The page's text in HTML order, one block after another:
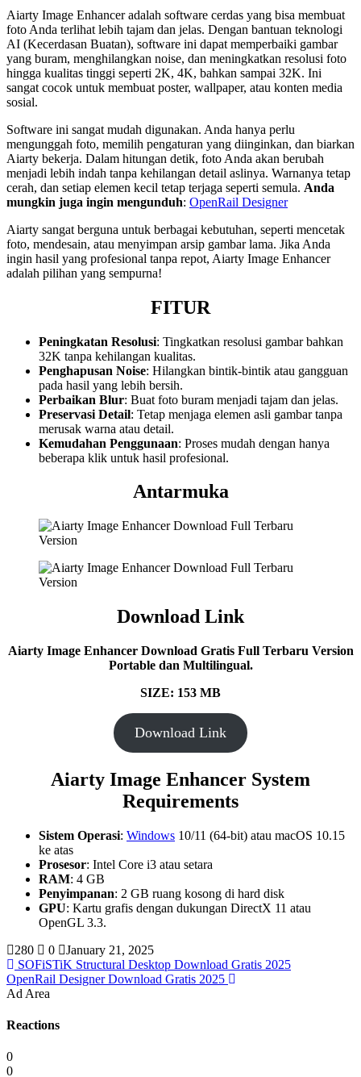
Aiarty Image Enhancer adalah software cerdas yang bisa membuat
foto Anda terlihat lebih tajam dan jelas. Dengan bantuan teknologi
AI (Kecerdasan Buatan), software ini dapat memperbaiki gambar
yang buram, menghilangkan noise, dan meningkatkan resolusi foto
hingga kualitas tinggi seperti 2K, 4K, bahkan sampai 32K. Ini
sangat cocok untuk membuat poster, wallpaper, atau konten media
sosial.
Software ini sangat mudah digunakan. Anda hanya perlu
mengunggah foto, memilih pengaturan yang diinginkan, dan biarkan
Aiarty bekerja. Dalam hitungan detik, foto Anda akan berubah
menjadi lebih indah tanpa kehilangan detail aslinya. Warnanya tetap
cerah, dan setiap elemen kecil tetap terjaga seperti semula. Anda
mungkin juga ingin mengunduh: OpenRail Designer
Aiarty sangat berguna untuk berbagai kebutuhan, seperti mencetak
foto, mendesain, atau menyimpan arsip gambar lama. Jika Anda
ingin hasil yang profesional tanpa repot, Aiarty Image Enhancer
adalah pilihan yang sempurna!
FITUR
Peningkatan Resolusi: Tingkatkan resolusi gambar bahkan
32K tanpa kehilangan kualitas.
Penghapusan Noise: Hilangkan bintik-bintik atau gangguan
pada hasil yang lebih bersih.
Perbaikan Blur: Buat foto buram menjadi tajam dan jelas.
Preservasi Detail: Tetap menjaga elemen asli gambar tanpa
merusak warna atau detail.
Kemudahan Penggunaan: Proses mudah dengan hanya
beberapa klik untuk hasil profesional.
Antarmuka
Download Link
Aiarty Image Enhancer Download Gratis Full Terbaru Version
Portable dan Multilingual.
SIZE: 153 MB
Download Link
Aiarty Image Enhancer System
Requirements
Sistem Operasi: Windows 10/11 (64-bit) atau macOS 10.15
ke atas
Prosesor: Intel Core i3 atau setara
RAM: 4 GB
Penyimpanan: 2 GB ruang kosong di hard disk
GPU: Kartu grafis dengan dukungan DirectX 11 atau
OpenGL 3.3.
280
0
January 21, 2025
SOFiSTiK Structural Desktop Download Gratis 2025
OpenRail Designer Download Gratis 2025
Ad Area
Reactions
0
0